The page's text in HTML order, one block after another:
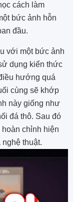
cách làm
bức ảnh hỗn
đầu.
với một bức ảnh
dụng kiến thức
hướng quá
cùng sẽ khớp
này giống như
đá thô. Sau đó
hoàn chỉnh hiện
nghệ thuật.